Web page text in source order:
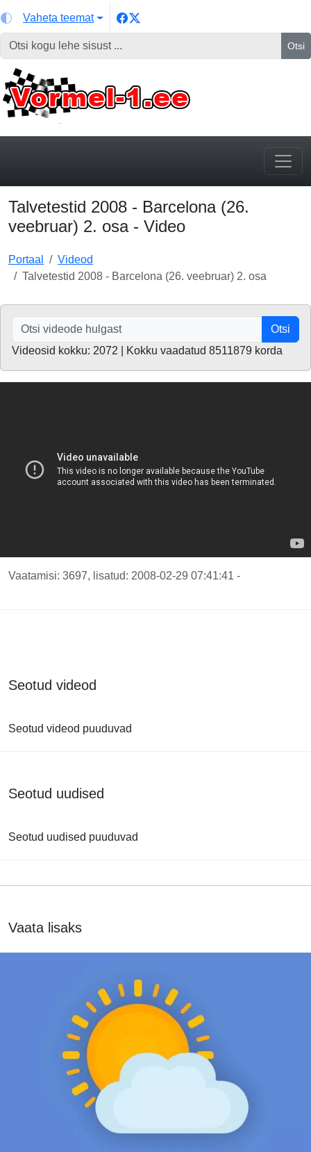
Vaheta teemat
Otsi
Talvetestid 2008 - Barcelona (26.
veebruar) 2. osa - Video
Portaal
Videod
Talvetestid 2008 - Barcelona (26. veebruar) 2. osa
Otsi
Videosid kokku: 2072 | Kokku vaadatud 8511879 korda
Vaatamisi: 3697, lisatud: 2008-02-29 07:41:41 -
Seotud videod
Seotud videod puuduvad
Seotud uudised
Seotud uudised puuduvad
Vaata lisaks